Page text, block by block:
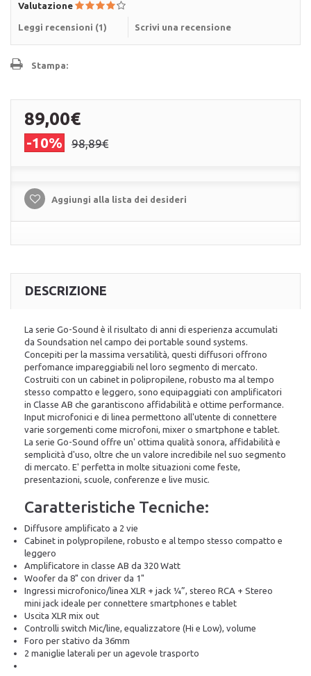
Valutazione
Leggi recensioni (1) Scrivi una recensione
Stampa:
89,00€
-10% 98,89€
Aggiungi alla lista dei desideri
DESCRIZIONE
La serie Go-Sound è il risultato di anni di esperienza accumulati
da Soundsation nel campo dei portable sound systems.
Concepiti per la massima versatilità, questi diffusori offrono
perfomance impareggiabili nel loro segmento di mercato.
Costruiti con un cabinet in polipropilene, robusto ma al tempo
stesso compatto e leggero, sono equipaggiati con amplificatori
in Classe AB che garantiscono affidabilità e ottime performance.
Input microfonici e di linea permettono all'utente di connettere
varie sorgementi come microfoni, mixer o smartphone e tablet.
La serie Go-Sound offre un' ottima qualità sonora, affidabilità e
semplicità d'uso, oltre che un valore incredibile nel suo segmento
di mercato. E' perfetta in molte situazioni come feste,
presentazioni, scuole, conferenze e live music.
Caratteristiche Tecniche:
Diffusore amplificato a 2 vie
Cabinet in polypropilene, robusto e al tempo stesso compatto e
leggero
Amplificatore in classe AB da 320 Watt
Woofer da 8" con driver da 1"
Ingressi microfonico/linea XLR + jack ¼”, stereo RCA + Stereo
mini jack ideale per connettere smartphones e tablet
Uscita XLR mix out
Controlli switch Mic/line, equalizzatore (Hi e Low), volume
Foro per stativo da 36mm
2 maniglie laterali per un agevole trasporto